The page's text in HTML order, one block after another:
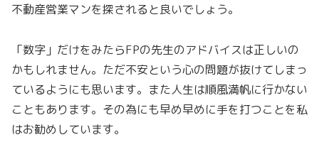
不動産営業マンを探されると良いでしょう。
「数字」だけをみたらFPの先生のアドバイスは正しいの
かもしれません。ただ不安という心の問題が抜けてしまっ
ているようにも思います。また人生は順風満帆に行かない
こともあります。その為にも早め早めに手を打つことを私
はお勧めしています。